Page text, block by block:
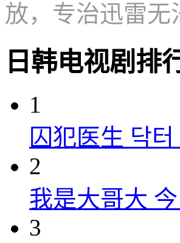
放，专治迅雷无
日韩电视剧排
1
囚犯医生 닥
2
我是大哥大
3